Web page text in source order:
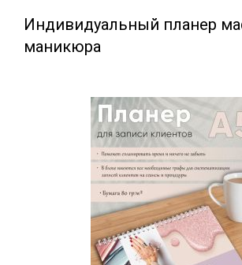
Индивидуальный планер
маникюра